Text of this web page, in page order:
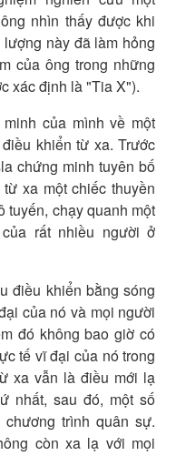
nhìn thấy được khi
này đã làm hỏng
của ông trong những
xác định là "Tia X").
của mình về một
khiển từ xa. Trước
chứng minh tuyên bố
xa một chiếc thuyền
tuyến, chạy quanh một
rất nhiều người ở
điều khiển bằng sóng
của nó và mọi người
đó không bao giờ có
tế vĩ đại của nó trong
xa vẫn là điều mới lạ
nhất, sau đó, một số
trình quân sự.
còn xa lạ với mọi